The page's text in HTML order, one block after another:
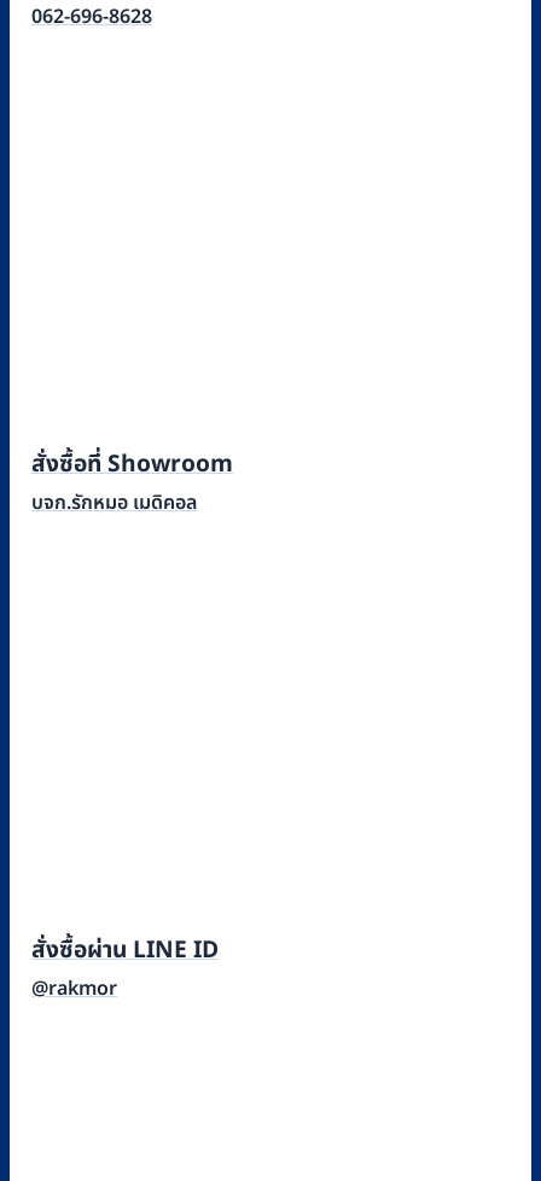
062-696-8628
สั่งซื้อที่ Showroom
บจก.รักหมอ เมดิคอล
สั่งซื้อผ่าน LINE ID
@rakmor